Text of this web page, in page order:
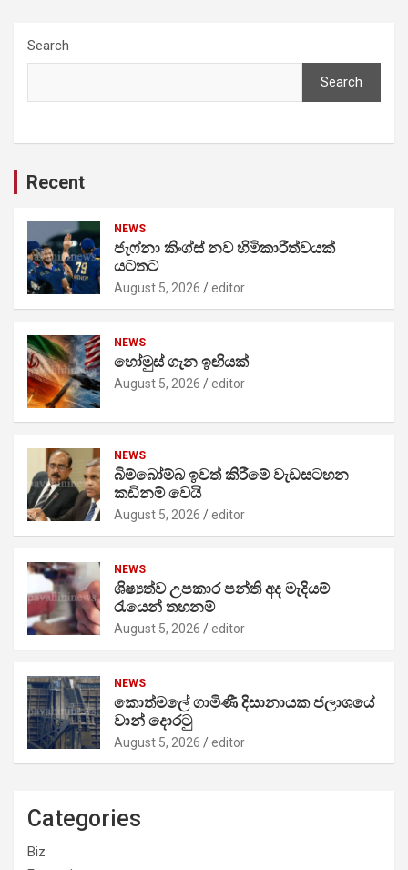
Search
Search
Recent
NEWS
ජැෆ්නා කිංග්ස් නව හිමිකාරීත්වයක්
යටතට
August 5, 2026 editor
NEWS
හෝමුස් ගැන ඉඟියක්
August 5, 2026 editor
NEWS
බිම්බෝම්බ ඉවත් කිරීමේ වැඩසටහන
කඩිනම් වෙයි
August 5, 2026 editor
NEWS
ශිෂ්‍යත්ව උපකාර පන්ති අද මැදියම්
රැයෙන් තහනම්
August 5, 2026 editor
NEWS
කොත්මලේ ගාමිණී දිසානායක ජලාශයේ
වාන් දොරටු
August 5, 2026 editor
Categories
Biz